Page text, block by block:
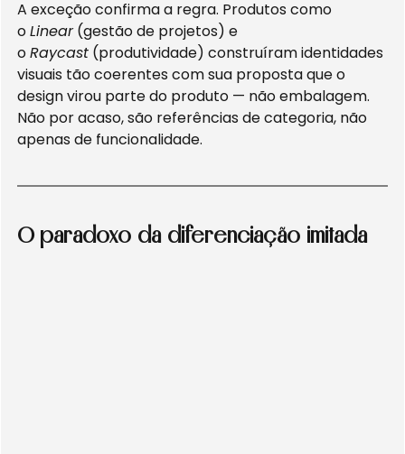
A exceção confirma a regra. Produtos como
o Linear (gestão de projetos) e
o Raycast (produtividade) construíram identidades
visuais tão coerentes com sua proposta que o
design virou parte do produto — não embalagem.
Não por acaso, são referências de categoria, não
apenas de funcionalidade.
O paradoxo da diferenciação imitada